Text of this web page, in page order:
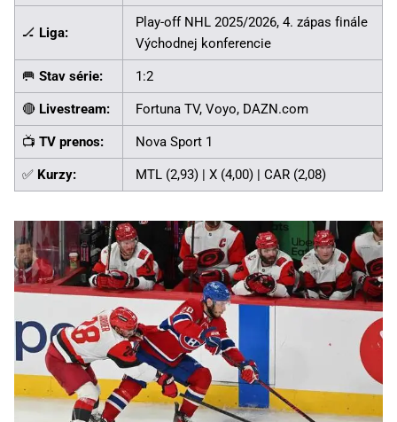
🏒 Liga:
Play-off NHL 2025/2026, 4. zápas finále
Východnej konferencie
🥅 Stav série: 1:2
🔴 Livestream: Fortuna TV, Voyo, DAZN.com
📺 TV prenos: Nova Sport 1
✅ Kurzy: MTL (2,93) | X (4,00) | CAR (2,08)